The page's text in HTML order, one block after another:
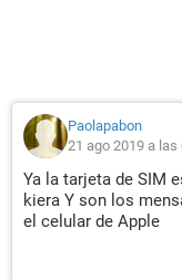
Paolapabon
21 ago 2019 a las
Ya la tarjeta de SIM
kiera Y son los
el celular de Apple